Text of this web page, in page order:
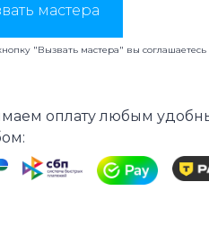
мастера
"Вызвать мастера" вы
оплату любым